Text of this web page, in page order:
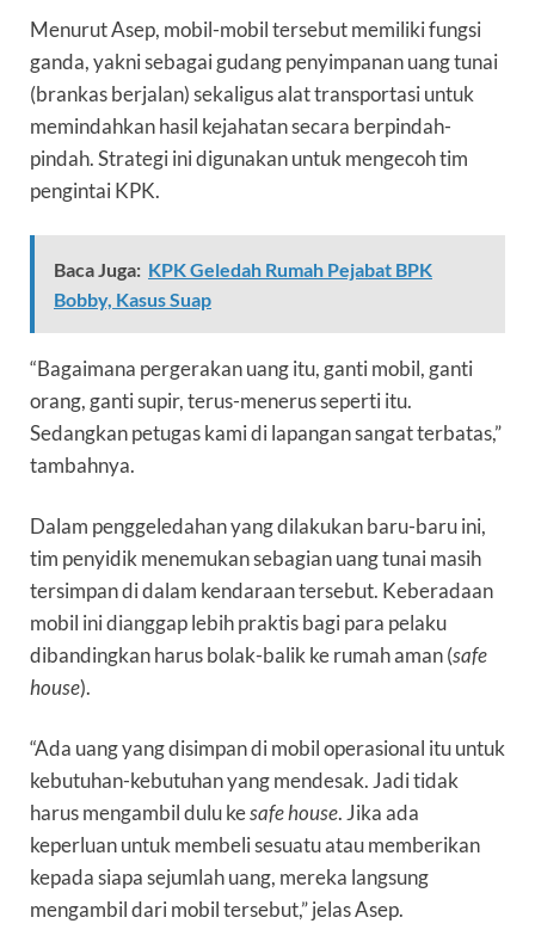
Menurut Asep, mobil-mobil tersebut memiliki fungsi
ganda, yakni sebagai gudang penyimpanan uang tunai
(brankas berjalan) sekaligus alat transportasi untuk
memindahkan hasil kejahatan secara berpindah-
pindah. Strategi ini digunakan untuk mengecoh tim
pengintai KPK.
Baca Juga: KPK Geledah Rumah Pejabat BPK
Bobby, Kasus Suap
“Bagaimana pergerakan uang itu, ganti mobil, ganti
orang, ganti supir, terus-menerus seperti itu.
Sedangkan petugas kami di lapangan sangat terbatas,”
tambahnya.
Dalam penggeledahan yang dilakukan baru-baru ini,
tim penyidik menemukan sebagian uang tunai masih
tersimpan di dalam kendaraan tersebut. Keberadaan
mobil ini dianggap lebih praktis bagi para pelaku
dibandingkan harus bolak-balik ke rumah aman (safe
house).
“Ada uang yang disimpan di mobil operasional itu untuk
kebutuhan-kebutuhan yang mendesak. Jadi tidak
harus mengambil dulu kesafe house. Jika ada
keperluan untuk membeli sesuatu atau memberikan
kepada siapa sejumlah uang, mereka langsung
mengambil dari mobil tersebut,” jelas Asep.